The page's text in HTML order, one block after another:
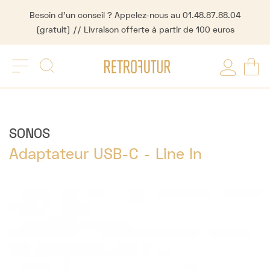
Besoin d'un conseil ? Appelez-nous au 01.48.87.88.04
(gratuit) // Livraison offerte à partir de 100 euros
SONOS
Adaptateur USB-C - Line In